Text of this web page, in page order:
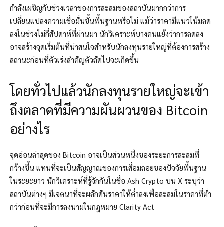
กำลังเผชิญกับช่วงเวลาของการสะสมของสถาบันมากกว่าการ
เปลี่ยนแปลงความเชื่อมั่นขั้นพื้นฐานหรือไม่ แม้ว่าราคามีแนวโน้มลด
ลงในช่วงไม่กี่สัปดาห์ที่ผ่านมา นักวิเคราะห์บางคนแย้งว่าการลดลง
อาจสร้างจุดเริ่มต้นที่น่าสนใจสำหรับนักลงทุนรายใหญ่ที่ต้องการสร้าง
สถานะก่อนที่ตัวเร่งสำคัญตัวถัดไปจะเกิดขึ้น
โดยทั่วไปแล้วนักลงทุนรายใหญ่จะเข้า
ถึงตลาดที่มีความผันผวนของ Bitcoin
อย่างไร
จุดอ่อนล่าสุดของ Bitcoin อาจเป็นส่วนหนึ่งของระยะการสะสมที่
กว้างขึ้น แทนที่จะเป็นสัญญาณของการเสื่อมถอยของปัจจัยพื้นฐาน
ในระยะยาว นักวิเคราะห์ที่รู้จักกันในชื่อ Ash Crypto บน X ระบุว่า
สถาบันต่างๆ มีเจตนาที่จะผลักดันราคาให้ต่ำลงเพื่อสะสมในราคาที่ต่ำ
กว่าก่อนที่จะมีการลงนามในกฎหมาย Clarity Act